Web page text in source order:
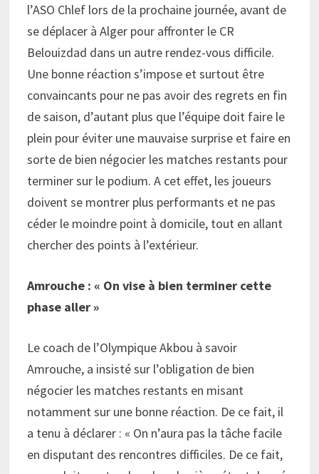
l’ASO Chlef lors de la prochaine journée, avant de
se déplacer à Alger pour affronter le CR
Belouizdad dans un autre rendez-vous difficile.
Une bonne réaction s’impose et surtout être
convaincants pour ne pas avoir des regrets en fin
de saison, d’autant plus que l’équipe doit faire le
plein pour éviter une mauvaise surprise et faire en
sorte de bien négocier les matches restants pour
terminer sur le podium. A cet effet, les joueurs
doivent se montrer plus performants et ne pas
céder le moindre point à domicile, tout en allant
chercher des points à l’extérieur.
Amrouche : « On vise à bien terminer cette
phase aller »
Le coach de l’Olympique Akbou à savoir
Amrouche, a insisté sur l’obligation de bien
négocier les matches restants en misant
notamment sur une bonne réaction. De ce fait, il
a tenu à déclarer : « On n’aura pas la tâche facile
en disputant des rencontres difficiles. De ce fait,